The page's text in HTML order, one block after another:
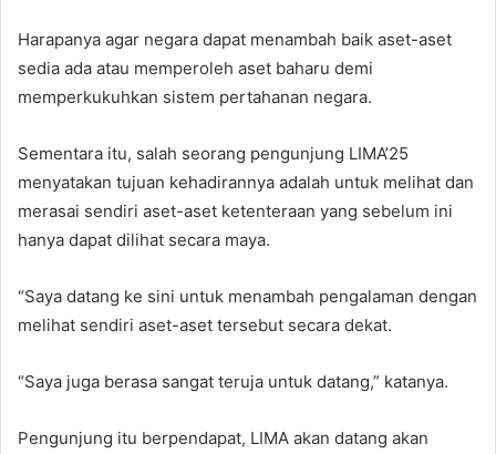
Harapanya agar negara dapat menambah baik aset-aset
sedia ada atau memperoleh aset baharu demi
memperkukuhkan sistem pertahanan negara.
Sementara itu, salah seorang pengunjung LIMA’25
menyatakan tujuan kehadirannya adalah untuk melihat dan
merasai sendiri aset-aset ketenteraan yang sebelum ini
hanya dapat dilihat secara maya.
“Saya datang ke sini untuk menambah pengalaman dengan
melihat sendiri aset-aset tersebut secara dekat.
“Saya juga berasa sangat teruja untuk datang,” katanya.
Pengunjung itu berpendapat, LIMA akan datang akan